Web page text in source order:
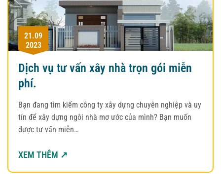
21.09
2023
Dịch vụ tư vấn xây nhà trọn gói miễn
phí.
Bạn đang tìm kiếm công ty xây dựng chuyên nghiệp và uy
tín để xây dựng ngôi nhà mơ ước của mình? Bạn muốn
được tư vấn miễn…
XEM THÊM ↗